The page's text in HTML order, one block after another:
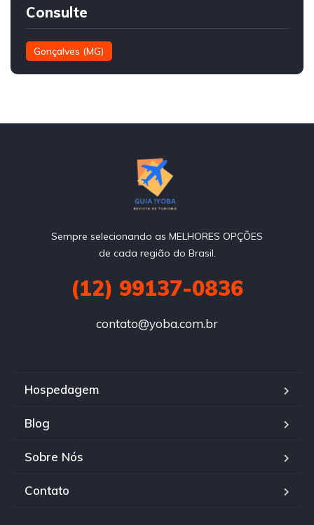
Consulte
Gonçalves (MG)
Sempre selecionando as MELHORES OPÇÕES
de cada região do Brasil.
(12) 99137-0836
contato@yoba.com.br
Hospedagem
Blog
Sobre Nós
Contato